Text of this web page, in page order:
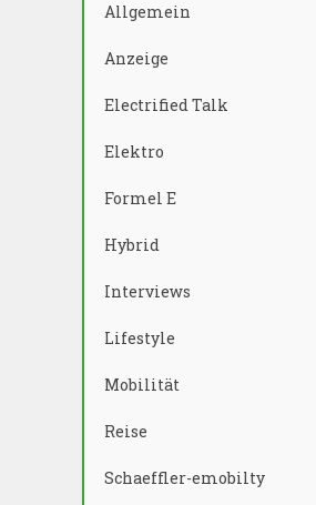
Allgemein
Anzeige
Electrified Talk
Elektro
Formel E
Hybrid
Interviews
Lifestyle
Mobilität
Reise
Schaeffler-emobilty